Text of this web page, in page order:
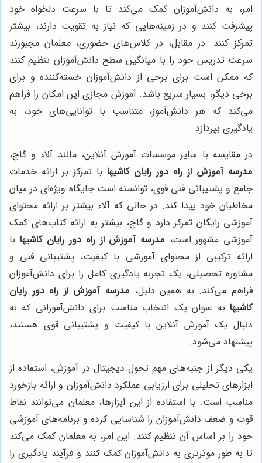
امر، به دانش‌آموزان کمک می‌کند تا با سرعت دلخواه خود
پیشرفت کنند و در زمینه‌هایی که نیاز به تقویت دارند، بیشتر
تمرکز کنند. در مقابل، در کلاس‌های حضوری، معلمان مجبورند
سرعت تدریس خود را با میانگین سطح دانش‌آموزان تنظیم کنند
که ممکن است برای برخی از دانش‌آموزان خسته‌کننده و برای
برخی دیگر، بسیار سریع باشد. آموزش مجازی این امکان را فراهم
می‌کند که هر دانش‌آموز، متناسب با توانایی‌های خود، به
یادگیری بپردازد.
در مقایسه با سایر موسسات آموزش آنلاین، مانند آلاء و گاج،
مدرسه آموزش از راه دور رایان کاشیها با تمرکز بر ارائه خدمات
جامع و پشتیبانی فنی قوی، توانسته است جایگاه ویژه‌ای در میان
مخاطبان خود پیدا کند. در حالی که آلاء بیشتر بر ارائه محتوای
آموزشی رایگان تمرکز دارد و گاج، بیشتر به ارائه کتاب‌های کمک
آموزشی مشهور است، مدرسه آموزش از راه دور رایان کاشیها با
ارائه ترکیبی از محتوای آموزشی با کیفیت، پشتیبانی فنی و
مشاوره تحصیلی، یک تجربه یادگیری کامل را برای دانش‌آموزان
فراهم می‌کند. به همین دلیل، مدرسه آموزش از راه دور رایان
کاشیها به عنوان یک انتخاب مناسب برای دانش‌آموزانی که به
دنبال یک آموزش آنلاین با کیفیت و پشتیبانی قوی هستند،
پیشنهاد می‌شود.
یکی دیگر از جنبه‌های مهم تحول دیجیتال در آموزش، استفاده از
ابزارهای تحلیلی برای ارزیابی عملکرد دانش‌آموزان و ارائه بازخورد
مناسب است. با استفاده از این ابزارها، معلمان می‌توانند نقاط
قوت و ضعف دانش‌آموزان را شناسایی کرده و برنامه‌های آموزشی
خود را بر اساس آن تنظیم کنند. این امر، به معلمان کمک می‌کند
تا به طور موثرتری به دانش‌آموزان کمک کنند و فرآیند یادگیری را